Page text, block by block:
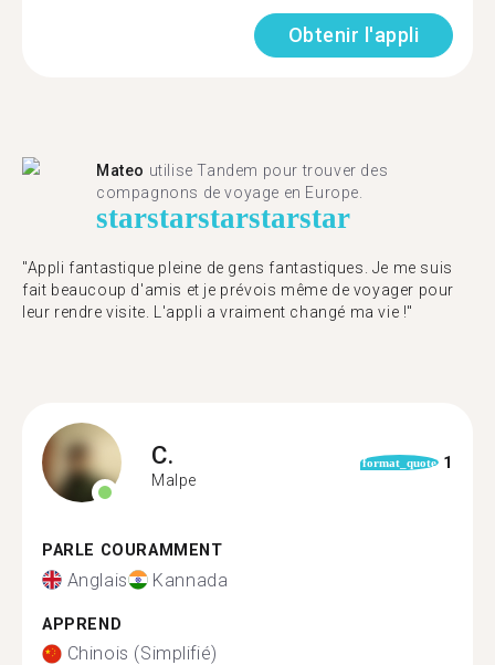
Obtenir l'appli
Mateo utilise Tandem pour trouver des
compagnons de voyage en Europe.
starstarstarstarstar
"Appli fantastique pleine de gens fantastiques. Je me suis
fait beaucoup d'amis et je prévois même de voyager pour
leur rendre visite. L'appli a vraiment changé ma vie !"
C.
Malpe
format_quote 1
PARLE COURAMMENT
Anglais Kannada
APPREND
Chinois (Simplifié)